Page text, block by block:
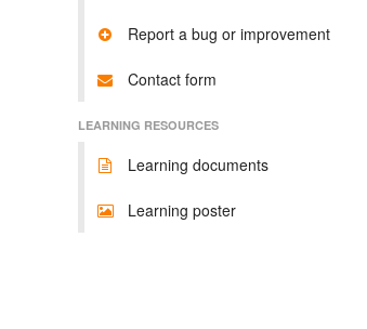
Report a bug or improvement
Contact form
LEARNING RESOURCES
Learning documents
Learning poster